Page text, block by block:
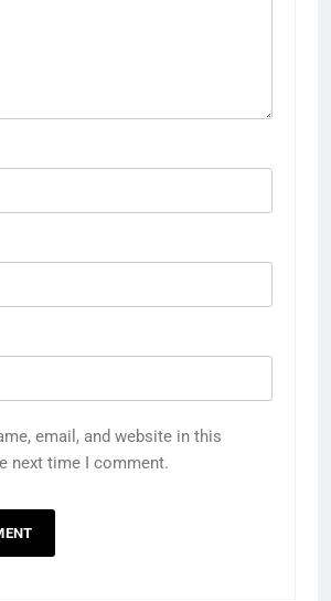
email, and website in this
next time I comment.